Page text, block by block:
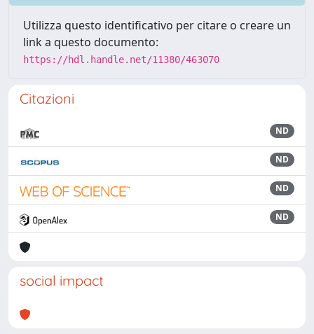
Utilizza questo identificativo per citare o creare un
link a questo documento:
https://hdl.handle.net/11380/463070
Citazioni
ND
ND
ND
ND
social impact